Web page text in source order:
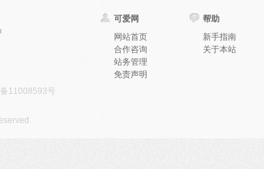
11008593号
可爱网
网站首页
合作咨询
站务管理
免责声明
帮助
新手指南
关于本站